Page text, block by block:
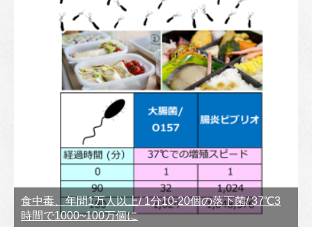
食中毒、年間1万人以上/ 1分10-20個の落下菌/ 37℃3
時間で1000~100万個に